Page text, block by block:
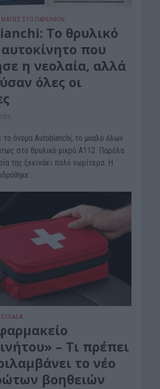
ΜΑΤΙΕΣ ΣΤΟ ΠΑΡΕΛΘΟΝ
Το θρυλικό
που
η νεολαία, αλλά
όλες οι
το όνομα Autobianchi, το μυαλό όλων
στο θρυλικό μικρό A112. Παρόλα
της ξεκινάει πολύ νωρίτερα. H
ΕΛΛΑΔΑ
– Τι πρέπει
το νέο
βοηθειών